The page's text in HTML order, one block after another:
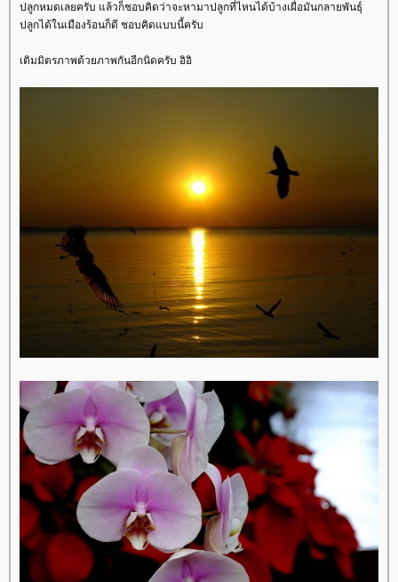
ปลูกหมดเลยครับ แล้วก็ชอบคิดว่าจะหามาปลูกที่ไหนได้บ้างเผื่อมันกลายพันธุ์
ปลูกได้ในเมืองร้อนก็ดี ชอบคิดแบบนี้ครับ
เติมมิตรภาพด้วยภาพกันอีกนิดครับ อิอิ